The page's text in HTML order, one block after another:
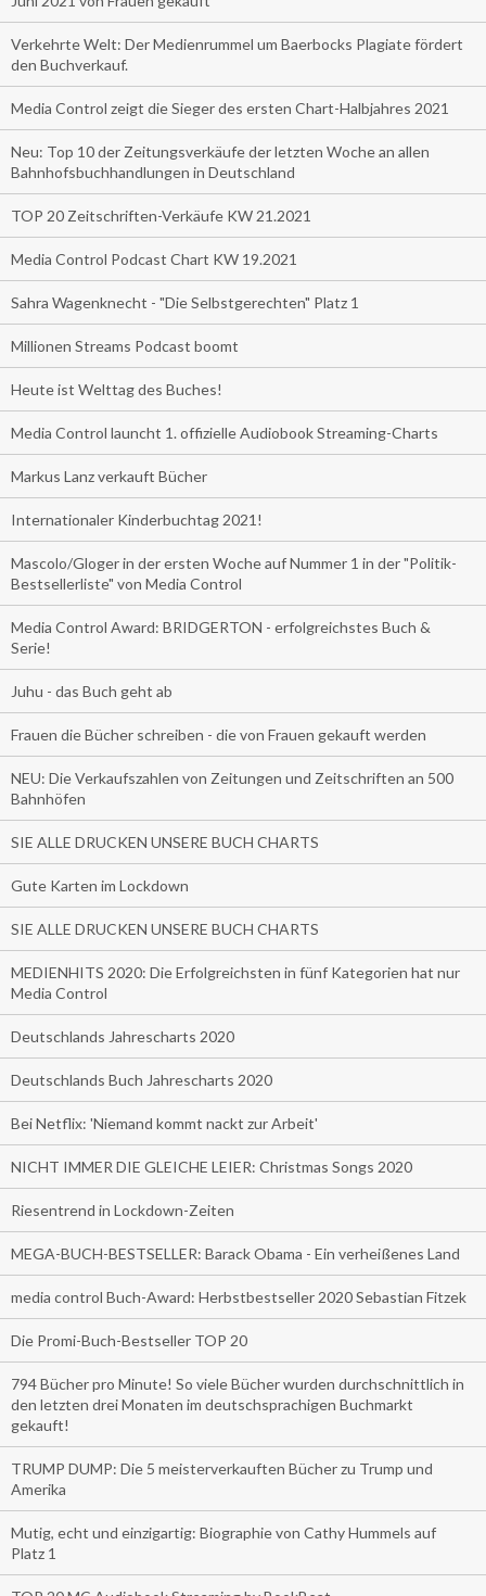
Verkehrte Welt: Der Medienrummel um Baerbocks Plagiate fördert
den Buchverkauf.
Media Control zeigt die Sieger des ersten Chart-Halbjahres 2021
Neu: Top 10 der Zeitungsverkäufe der letzten Woche an allen
Bahnhofsbuchhandlungen in Deutschland
TOP 20 Zeitschriften-Verkäufe KW 21.2021
Media Control Podcast Chart KW 19.2021
Sahra Wagenknecht - "Die Selbstgerechten" Platz 1
Millionen Streams Podcast boomt
Heute ist Welttag des Buches!
Media Control launcht 1. offizielle Audiobook Streaming-Charts
Markus Lanz verkauft Bücher
Internationaler Kinderbuchtag 2021!
Mascolo/Gloger in der ersten Woche auf Nummer 1 in der "Politik-
Bestsellerliste" von Media Control
Media Control Award: BRIDGERTON - erfolgreichstes Buch &
Serie!
Juhu - das Buch geht ab
Frauen die Bücher schreiben - die von Frauen gekauft werden
NEU: Die Verkaufszahlen von Zeitungen und Zeitschriften an 500
Bahnhöfen
SIE ALLE DRUCKEN UNSERE BUCH CHARTS
Gute Karten im Lockdown
SIE ALLE DRUCKEN UNSERE BUCH CHARTS
MEDIENHITS 2020: Die Erfolgreichsten in fünf Kategorien hat nur
Media Control
Deutschlands Jahrescharts 2020
Deutschlands Buch Jahrescharts 2020
Bei Netflix: 'Niemand kommt nackt zur Arbeit'
NICHT IMMER DIE GLEICHE LEIER: Christmas Songs 2020
Riesentrend in Lockdown-Zeiten
MEGA-BUCH-BESTSELLER: Barack Obama - Ein verheißenes Land
media control Buch-Award: Herbstbestseller 2020 Sebastian Fitzek
Die Promi-Buch-Bestseller TOP 20
794 Bücher pro Minute! So viele Bücher wurden durchschnittlich in
den letzten drei Monaten im deutschsprachigen Buchmarkt
gekauft!
TRUMP DUMP: Die 5 meisterverkauften Bücher zu Trump und
Amerika
Mutig, echt und einzigartig: Biographie von Cathy Hummels auf
Platz 1